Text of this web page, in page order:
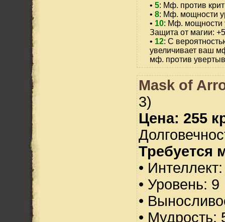
• 5: Мф. против
• 8: Мф. мощности
• 10: Мф. мощности
Защита от магии:
• 12: С
увеличивает ваш
мф. против
Mask of
3)
Цена: 255
Требуется
•
• Уровень: 9
•
• Мудрость: